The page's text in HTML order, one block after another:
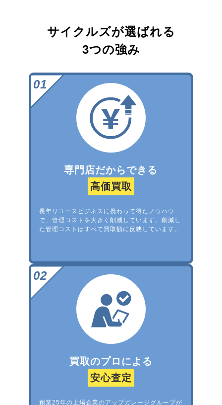
サイクルズが選ばれる
3つの強み
専門店だからできる
高価買取
長年リユースビジネスに携わって得たノウハウ
で、管理コストを大きく削減しています。削減し
た管理コストはすべて買取額に反映しています。
買取のプロによる
安心査定
創業25年の上場企業のアップガレージグループが